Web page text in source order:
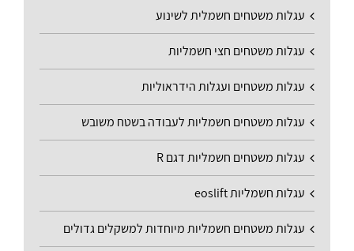
עגלות משטחים חשמלית לשינוע
עגלות משטחים חצי חשמליות
עגלות משטחים ועגלות הידראוליות
עגלות משטחים חשמליות לעבודה בשטח משובש
עגלות משטחים חשמליות דגם R
עגלות חשמליות eoslift
עגלות משטחים חשמליות מיוחדות למשקלים גדולים